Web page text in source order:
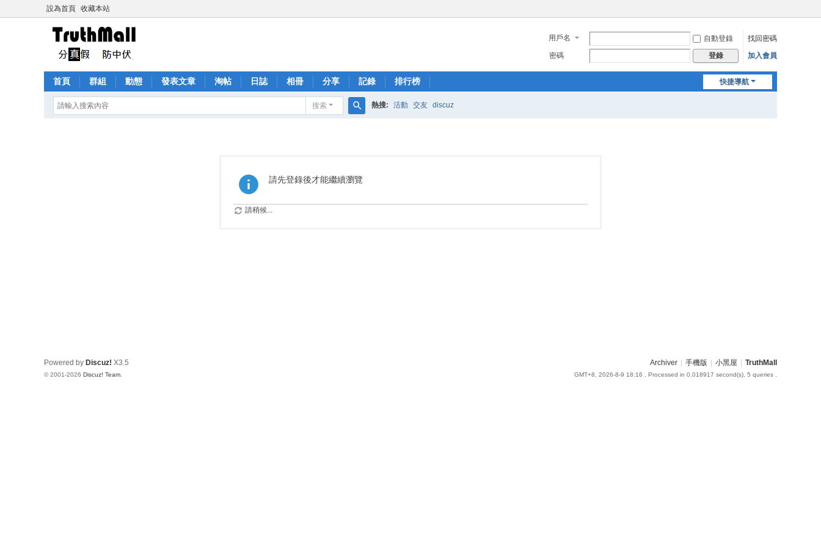
設為首頁 收藏本站
用戶名 自動登錄
找回密碼
密碼
登錄 加入會員
快捷導航
首頁 群組 動態 發表文章 淘帖 日誌 相冊 分享 記錄 排行榜
搜索 熱搜: 活動 交友 discuz
請先登錄後才能繼續瀏覽
請稍候...
Archiver 手機版 小黑屋 TruthMall
GMT+8, 2026-8-9 18:16 , Processed in 0.018917 second(s), 5 queries .
Powered by Discuz! X3.5
© 2001-2026 Discuz! Team